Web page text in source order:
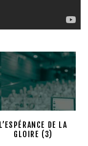
L’ESPÉRANCE DE LA
GLOIRE (3)